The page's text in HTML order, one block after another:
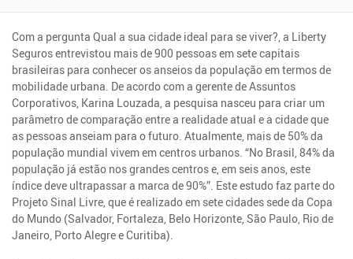
Com a pergunta Qual a sua cidade ideal para se viver?, a Liberty
Seguros entrevistou mais de 900 pessoas em sete capitais
brasileiras para conhecer os anseios da população em termos de
mobilidade urbana. De acordo com a gerente de Assuntos
Corporativos, Karina Louzada, a pesquisa nasceu para criar um
parâmetro de comparação entre a realidade atual e a cidade que
as pessoas anseiam para o futuro. Atualmente, mais de 50% da
população mundial vivem em centros urbanos. “No Brasil, 84% da
população já estão nos grandes centros e, em seis anos, este
índice deve ultrapassar a marca de 90%”. Este estudo faz parte do
Projeto Sinal Livre, que é realizado em sete cidades sede da Copa
do Mundo (Salvador, Fortaleza, Belo Horizonte, São Paulo, Rio de
Janeiro, Porto Alegre e Curitiba).